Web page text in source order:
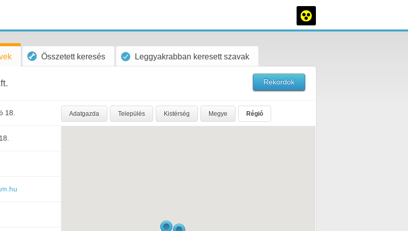
Összetett keresés Leggyakrabban keresett szavak
Rekordok
18. Adatgazda Település Kistérség Megye Régió